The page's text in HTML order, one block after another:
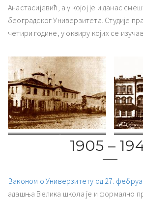
Анастасијевић, а у којој је и данас
београдског Универзитета. Студије
четири године, у оквиру којих се
Конак књегиње Љубице Капетан
1905 –
Законом o Универзитету oд 27.
адашња Велика школа је и формално